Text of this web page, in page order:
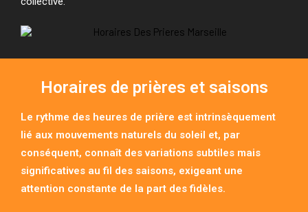
Horaires de prières et saisons
Le rythme des heures de prière est intrinsèquement
lié aux mouvements naturels du soleil et, par
conséquent, connaît des variations subtiles mais
significatives au fil des saisons, exigeant une
attention constante de la part des fidèles.